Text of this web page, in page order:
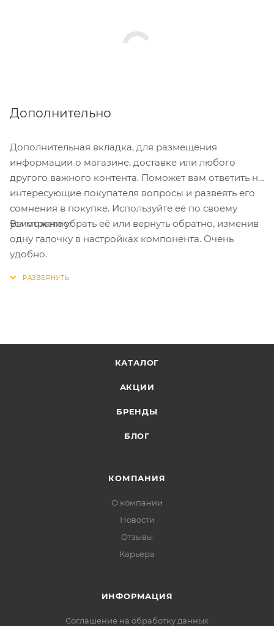
Дополнительно
Дополнительная вкладка, для размещения
информации о магазине, доставке или любого
другого важного контента. Поможет вам ответить на
интересующие покупателя вопросы и развеять его
сомнения в покупке. Используйте её по своему
усмотрению.
Вы можете убрать её или вернуть обратно, изменив
одну галочку в настройках компонента. Очень
удобно.
КАТАЛОГ
АКЦИИ
БРЕНДЫ
БЛОГ
КОМПАНИЯ
О компании
Новости
Отзывы
Карьера
ИНФОРМАЦИЯ
Соглашение на обработку данных